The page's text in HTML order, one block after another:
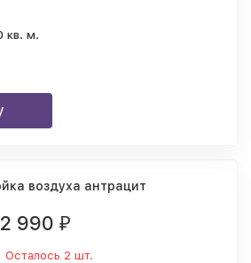
кв. м.
воздуха антрацит
990 ₽
Осталось 2 шт.